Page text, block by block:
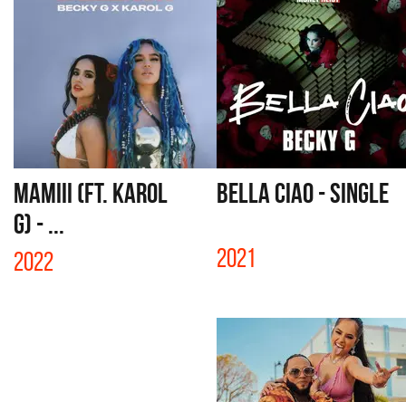
MAMIII (FT. KAROL
G) - ...
2022
BELLA CIAO - SINGLE
2021